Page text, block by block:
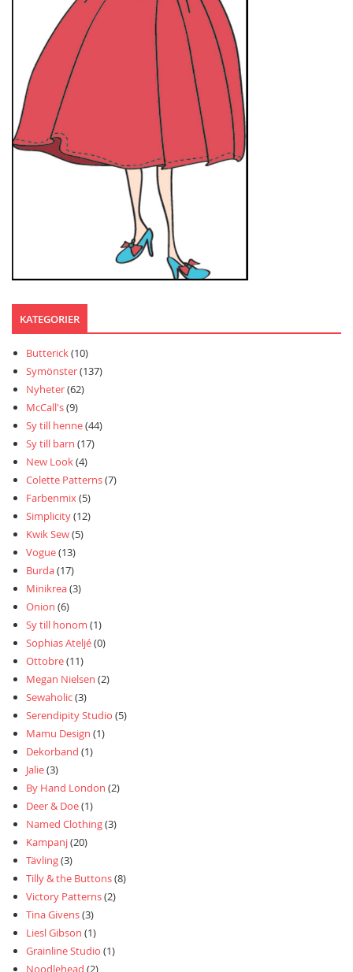
KATEGORIER
Butterick(10)
Symönster(137)
Nyheter(62)
McCall's(9)
Sy till henne(44)
Sy till barn (17)
New Look(4)
Colette Patterns(7)
Farbenmix(5)
Simplicity(12)
Kwik Sew(5)
Vogue(13)
Burda(17)
Minikrea(3)
Onion (6)
Sy till honom (1)
Sophias Ateljé(0)
Ottobre(11)
Megan Nielsen (2)
Sewaholic(3)
Serendipity Studio (5)
Mamu Design (1)
Dekorband (1)
Jalie(3)
By Hand London (2)
Deer & Doe(1)
Named Clothing(3)
Kampanj(20)
Tävling(3)
Tilly & the Buttons(8)
Victory Patterns(2)
Tina Givens(3)
Liesl Gibson (1)
Grainline Studio (1)
Noodlehead (2)